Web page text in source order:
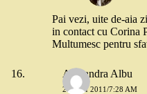
Pai vezi, uite de-aia
in contact cu Corina
Multumesc pentru
Alexandra Albu
24 MAI 2011/7:28 AM